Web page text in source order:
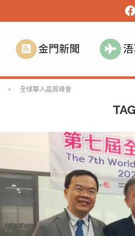
金門新聞
» 全球華人品質峰會